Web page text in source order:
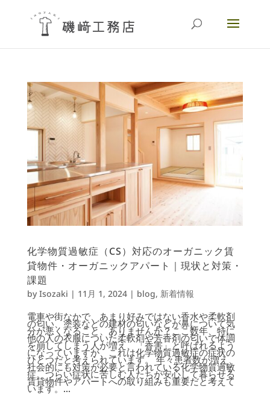
化学物質過敏症（CS）対応のオーガニック賃
貸物件・オーガニックアパート｜現状と対策・
課題
byIsozaki | 11月 1, 2024| blog, 新着情報
電車や街なかで、あまり好みではない香水や柔軟剤
の匂い、塗装などの建材の匂いなどが鼻について気
分が悪くなること、ありませんか？ここ数年、特に
他の人の衣服についた柔軟剤や芳香剤の匂いで体調
を崩してしまう人が増え、「香害」と呼ばれるよう
になっていますが、これは化学物質過敏症の症状の
ひとつだと考えられています。 年々患者数が増え、
社会的にも対策が必要と言われている化学物質過敏
症。つらい症状に苦しむ人たちが安心して暮らせる
賃貸物件やアパートへの取り組みも重要だと考えて
います。...